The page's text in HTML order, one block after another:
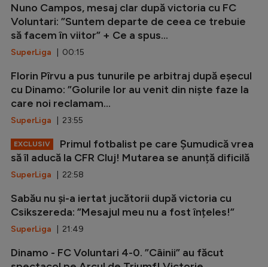
Nuno Campos, mesaj clar după victoria cu FC
Voluntari: ”Suntem departe de ceea ce trebuie
să facem în viitor” + Ce a spus...
SuperLiga | 00:15
Florin Pîrvu a pus tunurile pe arbitraj după eșecul
cu Dinamo: ”Golurile lor au venit din niște faze la
care noi reclamam...
SuperLiga | 23:55
EXCLUSIV
Primul fotbalist pe care Șumudică vrea
să îl aducă la CFR Cluj! Mutarea se anunță dificilă
SuperLiga | 22:58
Sabău nu și-a iertat jucătorii după victoria cu
Csikszereda: ”Mesajul meu nu a fost înțeles!”
SuperLiga | 21:49
Dinamo - FC Voluntari 4-0. ”Câinii” au făcut